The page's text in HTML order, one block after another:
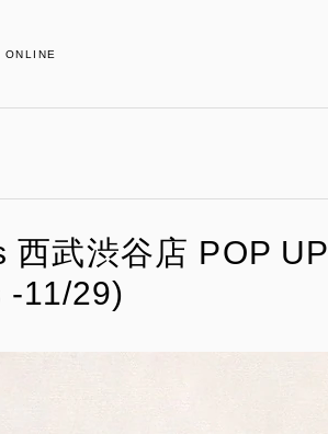
ONLINE
西武渋谷店 POP UP
-11/29)